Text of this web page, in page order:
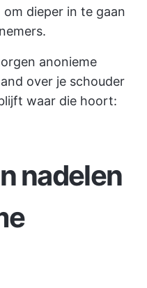
om dieper in te gaan
anonieme
over je schouder
waar die hoort:
nadelen